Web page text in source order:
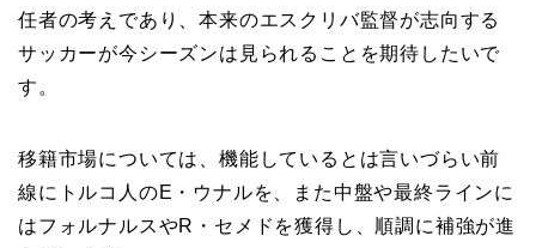
任者の考えであり、本来のエスクリバ監督が志向する
サッカーが今シーズンは見られることを期待したいで
す。
移籍市場については、機能しているとは言いづらい前
線にトルコ人のE・ウナルを、また中盤や最終ラインに
はフォルナルスやR・セメドを獲得し、順調に補強が進